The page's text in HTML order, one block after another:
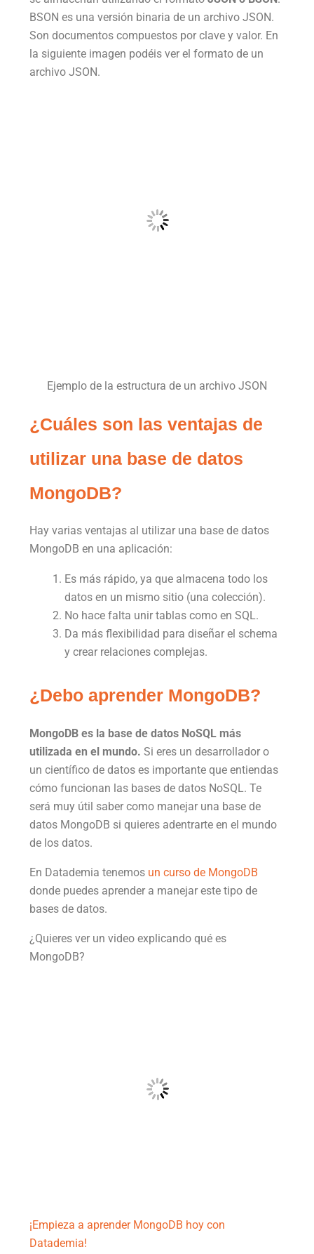
BSON es una versión binaria de un archivo JSON.
Son documentos compuestos por clave y valor. En
la siguiente imagen podéis ver el formato de un
archivo JSON.
Ejemplo de la estructura de un archivo JSON
¿Cuáles son las ventajas de
utilizar una base de datos
MongoDB?
Hay varias ventajas al utilizar una base de datos
MongoDB en una aplicación:
Es más rápido, ya que almacena todo los
datos en un mismo sitio (una colección).
No hace falta unir tablas como en SQL.
Da más flexibilidad para diseñar el schema
y crear relaciones complejas.
¿Debo aprender MongoDB?
MongoDB es la base de datos NoSQL más
utilizada en el mundo. Si eres un desarrollador o
un científico de datos es importante que entiendas
cómo funcionan las bases de datos NoSQL. Te
será muy útil saber como manejar una base de
datos MongoDB si quieres adentrarte en el mundo
de los datos.
En Datademia tenemos un curso de MongoDB
donde puedes aprender a manejar este tipo de
bases de datos.
¿Quieres ver un video explicando qué es
MongoDB?
¡Empieza a aprender MongoDB hoy con
Datademia!